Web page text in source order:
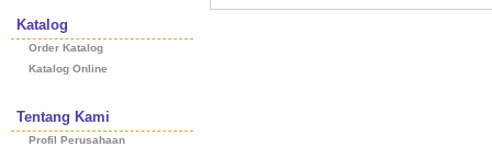
Katalog
Order Katalog
Katalog Online
Tentang Kami
Profil Perusahaan